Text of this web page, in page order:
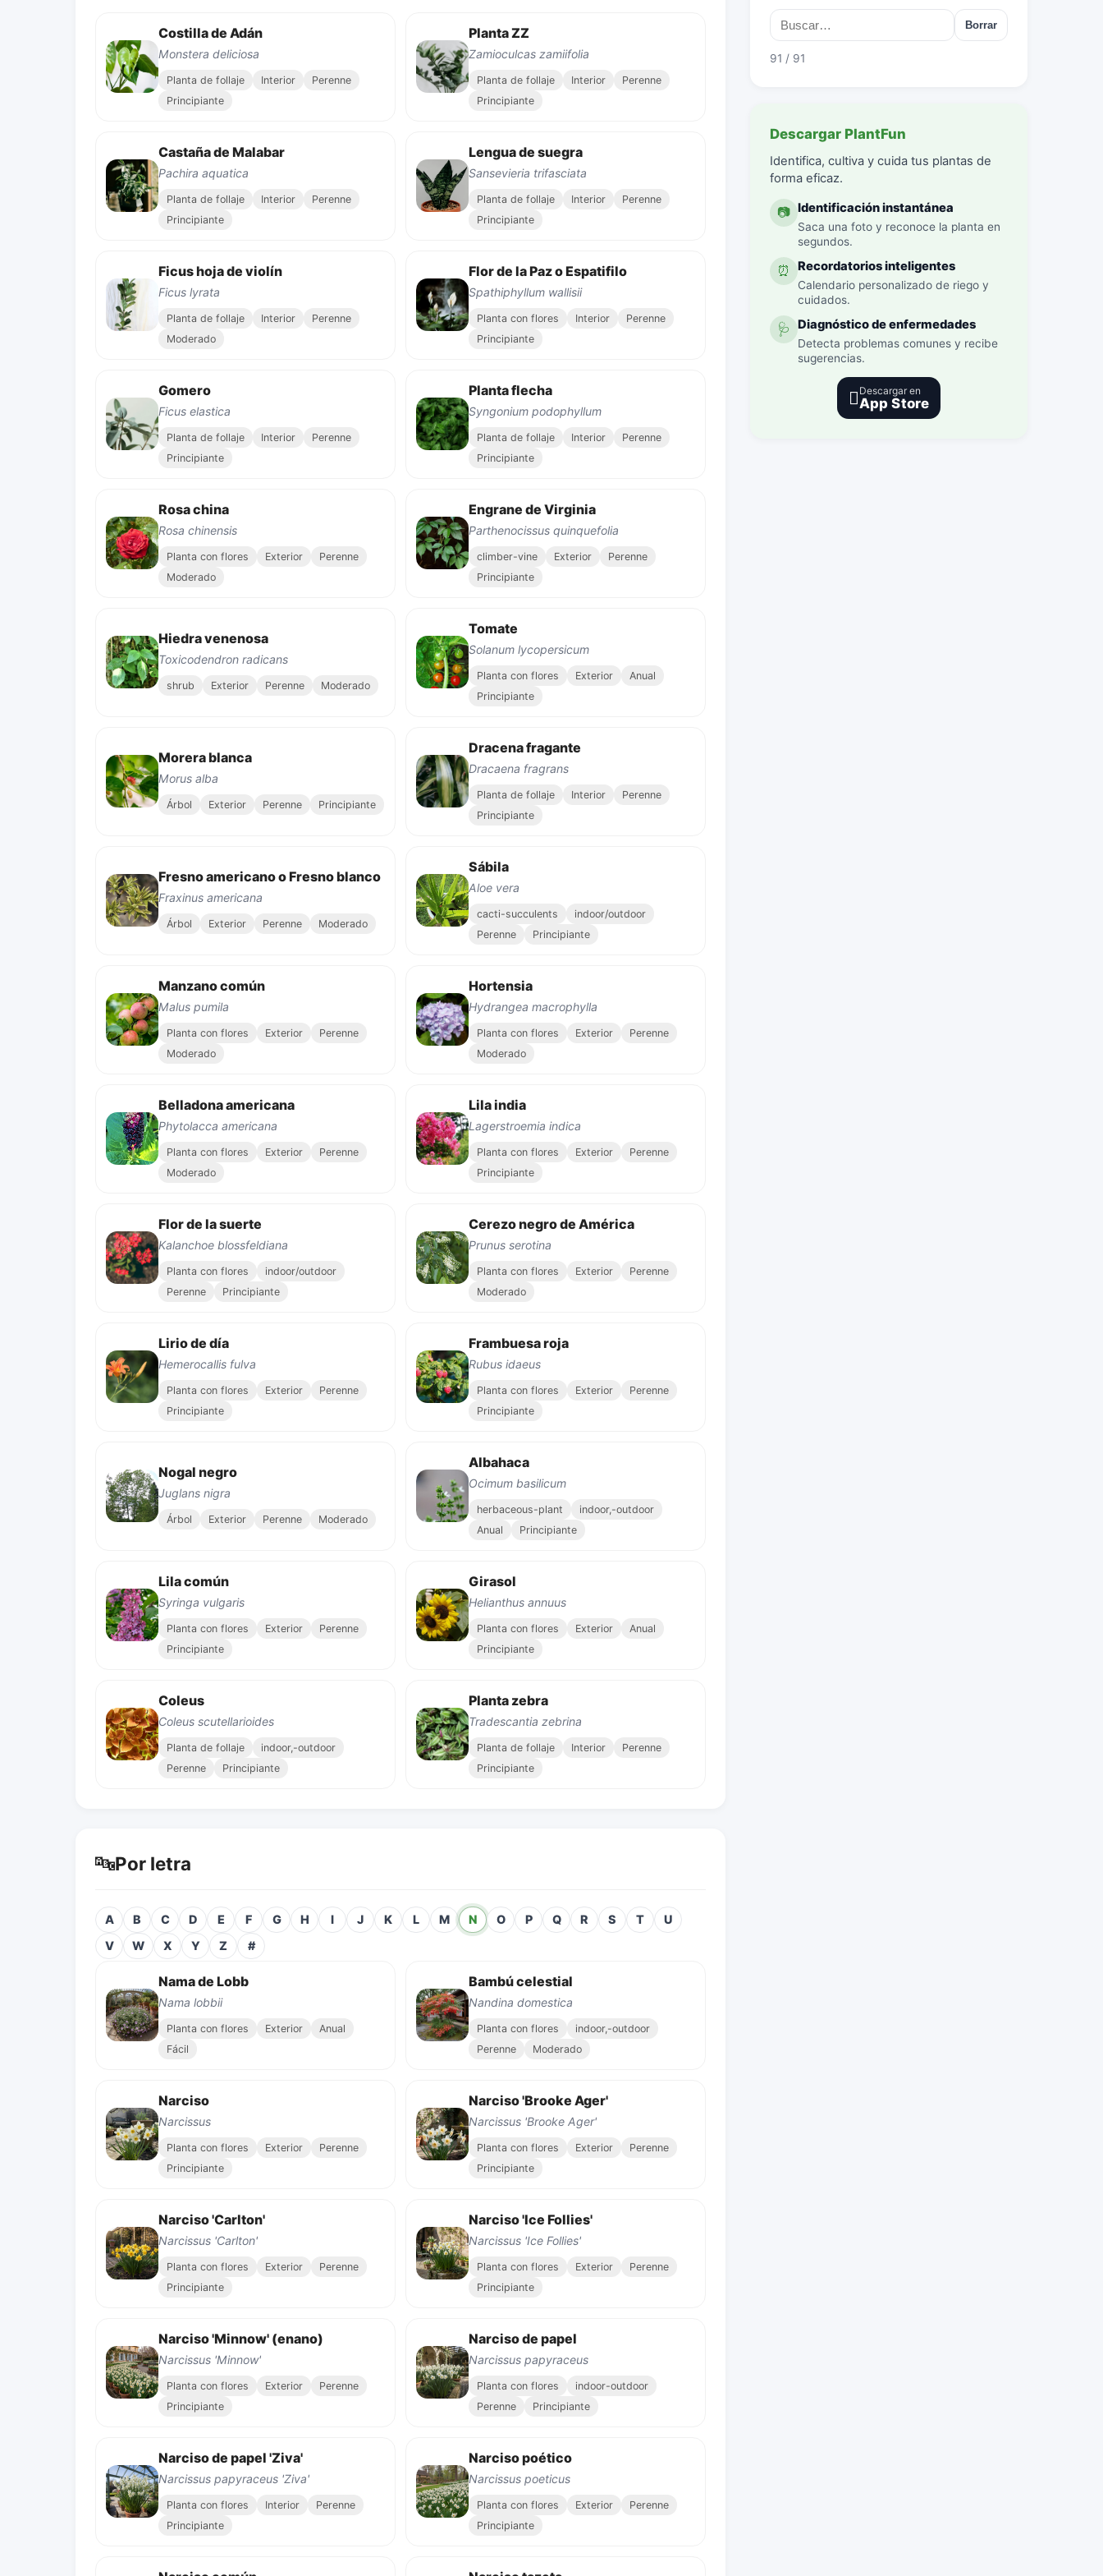
Costilla de Adán
Monstera deliciosa
Planta de follaje Interior
Perenne
Principiante
Planta ZZ
Zamioculcas zamiifolia
Planta de follaje Interior
Perenne
Principiante
Castaña de Malabar
Pachira aquatica
Planta de follaje Interior
Perenne
Principiante
Lengua de suegra
Sansevieria trifasciata
Planta de follaje Interior
Perenne
Principiante
Ficus hoja de violín
Ficus lyrata
Planta de follaje Interior
Perenne
Moderado
Flor de la Paz o Espatifilo
Spathiphyllum wallisii
Planta con flores Interior
Perenne
Principiante
Gomero
Ficus elastica
Planta de follaje Interior
Perenne
Principiante
Planta flecha
Syngonium podophyllum
Planta de follaje Interior
Perenne
Principiante
Rosa china
Rosa chinensis
Planta con flores Exterior
Perenne
Moderado
Engrane de Virginia
Parthenocissus quinquefolia
climber-vine Exterior
Perenne
Principiante
Hiedra venenosa
Toxicodendron radicans
shrub Exterior Perenne Moderado
Tomate
Solanum lycopersicum
Planta con flores Exterior
Anual
Principiante
Morera blanca
Morus alba
Árbol Exterior Perenne Principiante
Dracena fragante
Dracaena fragrans
Planta de follaje Interior
Perenne
Principiante
Fresno americano o Fresno blanco
Fraxinus americana
Árbol Exterior Perenne Moderado
Sábila
Aloe vera
cacti-succulents
indoor/outdoor
Perenne
Principiante
Manzano común
Malus pumila
Planta con flores Exterior
Perenne
Moderado
Hortensia
Hydrangea macrophylla
Planta con flores Exterior
Perenne
Moderado
Belladona americana
Phytolacca americana
Planta con flores Exterior
Perenne
Moderado
Lila india
Lagerstroemia indica
Planta con flores Exterior
Perenne
Principiante
Flor de la suerte
Kalanchoe blossfeldiana
Planta con flores
indoor/outdoor
Perenne
Principiante
Cerezo negro de América
Prunus serotina
Planta con flores Exterior
Perenne
Moderado
Lirio de día
Hemerocallis fulva
Planta con flores Exterior
Perenne
Principiante
Frambuesa roja
Rubus idaeus
Planta con flores Exterior
Perenne
Principiante
Nogal negro
Juglans nigra
Árbol Exterior Perenne Moderado
Albahaca
Ocimum basilicum
herbaceous-plant
indoor,-outdoor
Anual
Principiante
Lila común
Syringa vulgaris
Planta con flores Exterior
Perenne
Principiante
Girasol
Helianthus annuus
Planta con flores Exterior
Anual
Principiante
Coleus
Coleus scutellarioides
Planta de follaje
indoor,-outdoor
Perenne
Principiante
Planta zebra
Tradescantia zebrina
Planta de follaje Interior
Perenne
Principiante
🔤Por letra
A B C D E F G H I J K L M N O P Q R S T
U
V
W X Y Z #
Nama de Lobb
Nama lobbii
Planta con flores Exterior
Anual
Fácil
Bambú celestial
Nandina domestica
Planta con flores
indoor,-outdoor
Perenne
Moderado
Narciso
Narcissus
Planta con flores Exterior
Perenne
Principiante
Narciso 'Brooke Ager'
Narcissus 'Brooke Ager'
Planta con flores Exterior
Perenne
Principiante
Narciso 'Carlton'
Narcissus 'Carlton'
Planta con flores Exterior
Perenne
Principiante
Narciso 'Ice Follies'
Narcissus 'Ice Follies'
Planta con flores Exterior
Perenne
Principiante
Narciso 'Minnow' (enano)
Narcissus 'Minnow'
Planta con flores Exterior
Perenne
Principiante
Narciso de papel
Narcissus papyraceus
Planta con flores
indoor-outdoor
Perenne
Principiante
Narciso de papel 'Ziva'
Narcissus papyraceus 'Ziva'
Planta con flores Interior
Perenne
Principiante
Narciso poético
Narcissus poeticus
Planta con flores Exterior
Perenne
Principiante
Borrar
91 / 91
Descargar PlantFun
Identifica, cultiva y cuida tus plantas de
forma eficaz.
📷 Identificación instantánea
Saca una foto y reconoce la planta en
segundos.
⏰ Recordatorios inteligentes
Calendario personalizado de riego y
cuidados.
🩺 Diagnóstico de enfermedades
Detecta problemas comunes y recibe
sugerencias.
 Descargar en
App Store